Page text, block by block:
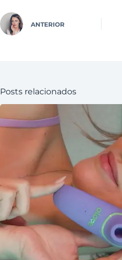
ANTERIOR
Posts relacionados